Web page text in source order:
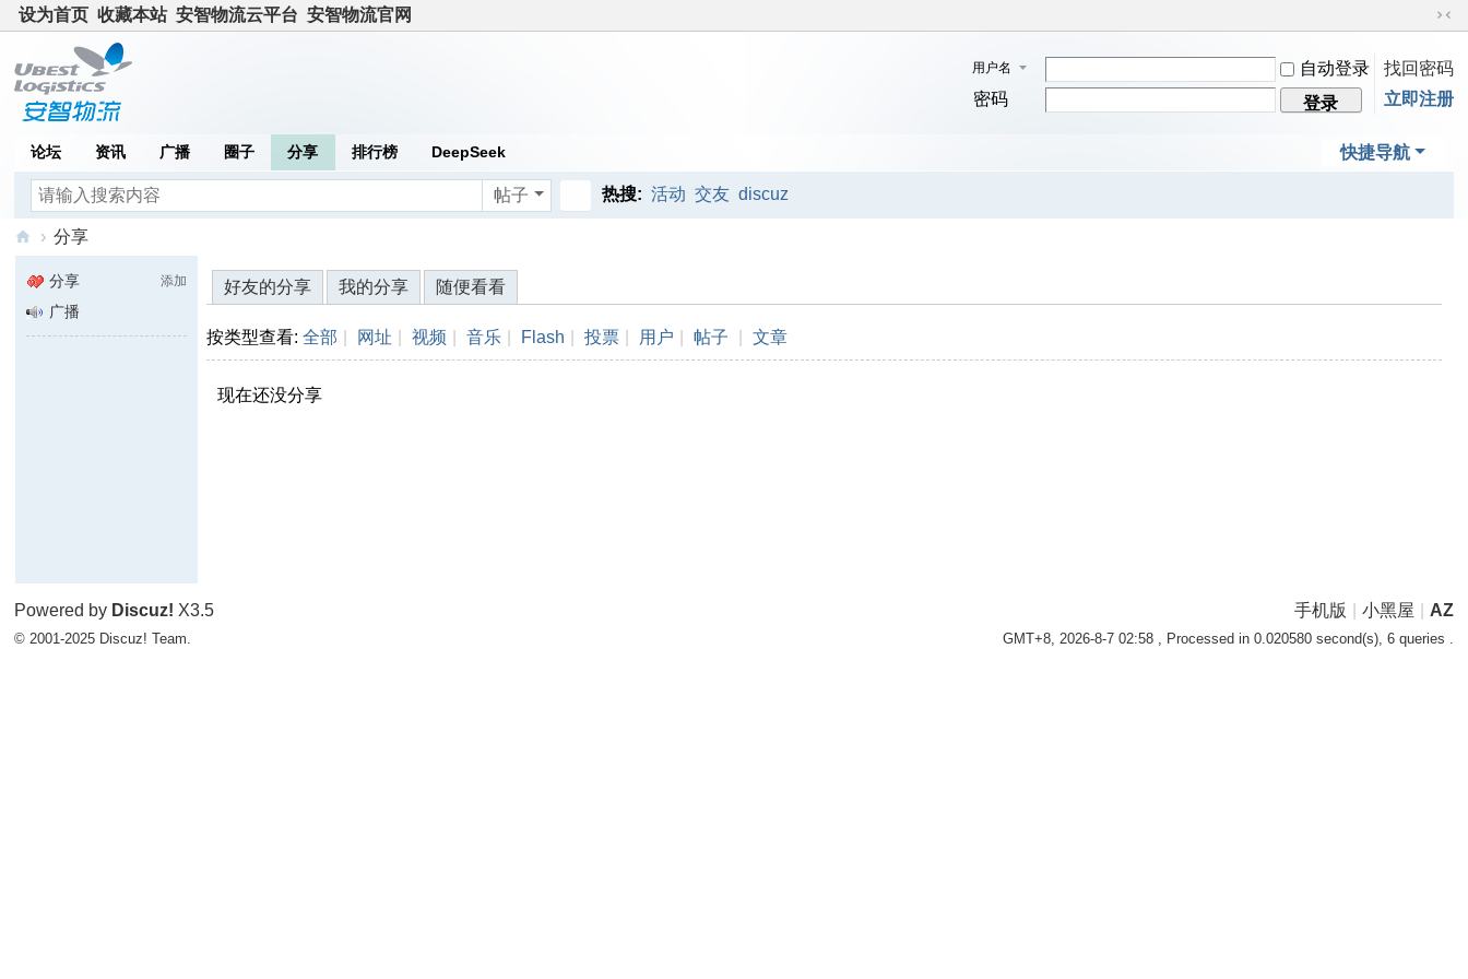
设为首页 收藏本站 安智物流云平台 安智物流官网
切
到
窄
版
用户名 自动登录
找回密码
密码
登录 立即注册
快捷导航
论坛 资讯 广播 圈子 分享 排行榜 DeepSeek
帖子 热搜: 活动 交友 discuz
› 分享
添加
分享
广播
好友的分享 我的分享 随便看看
按类型查看:全部 网址 视频 音乐 Flash 投票 用户 帖子 文章
现在还没分享
手机版 小黑屋 AZ
GMT+8, 2026-8-7 02:58, Processed in 0.020580 second(s), 6 queries .
Powered by Discuz! X3.5
© 2001-2025 Discuz! Team.